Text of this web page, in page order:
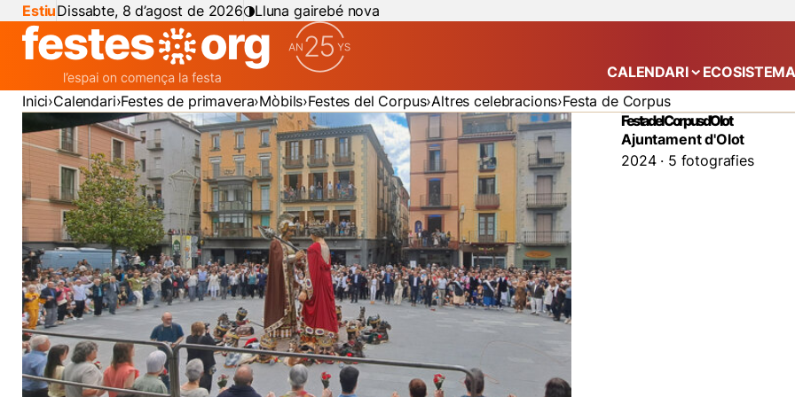
EstiuDissabte, 8 d’agost de 2026 Lluna gairebé nova
CALENDARI Mostra el
ECOSISTEMA
Inici Calendari Festes de primavera Mòbils Festes del Corpus Altres celebracions Festa de Corpus
Festa del Corpus d'Olot
Ajuntament d'Olot
2024 · 5 fotografies